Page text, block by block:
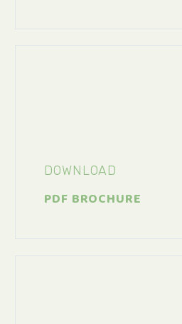
DOWNLOAD
PDF BROCHURE